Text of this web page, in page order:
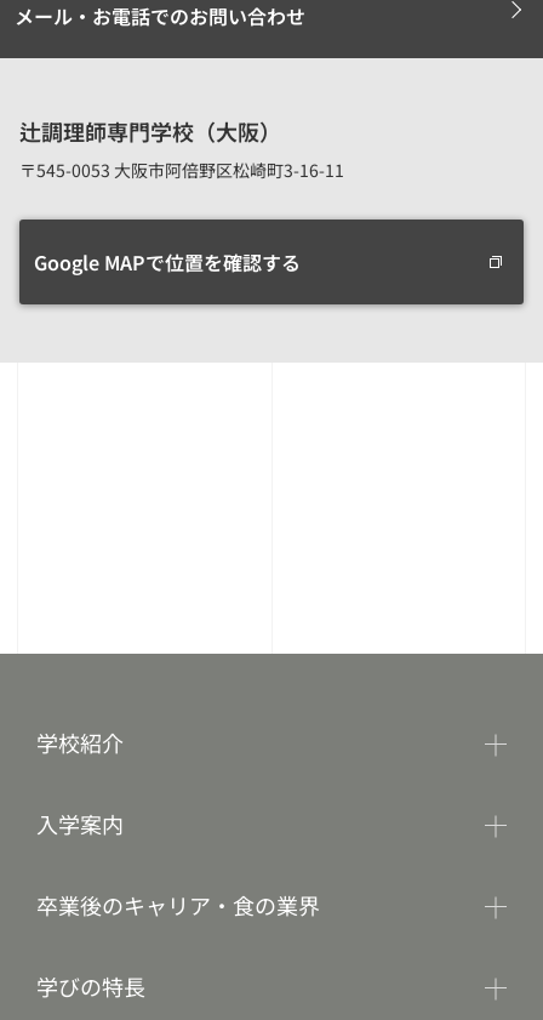
メール・お電話でのお問い合わせ
辻調理師専門学校（大阪）
〒545-0053 大阪市阿倍野区松崎町3-16-11
Google MAPで位置を確認する
学校紹介
入学案内
卒業後のキャリア・食の業界
学びの特長